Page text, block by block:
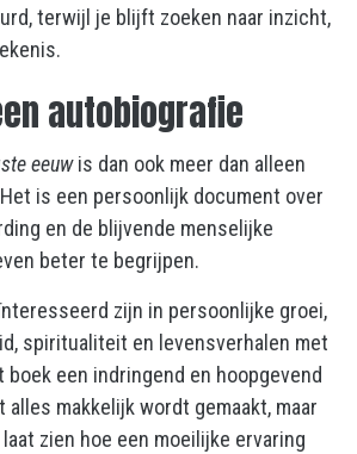
terwijl je blijft zoeken naar inzicht,
autobiografie
eeuwis dan ook meer dan alleen
is een persoonlijk document over
en de blijvende menselijke
beter te begrijpen.
zijn in persoonlijke groei,
spiritualiteit en levensverhalen met
boek een indringend en hoopgevend
alles makkelijk wordt gemaakt, maar
zien hoe een moeilijke ervaring